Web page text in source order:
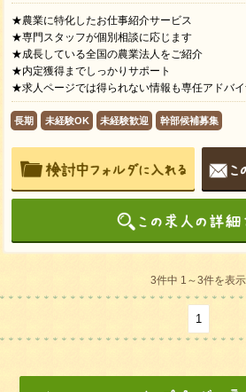
★農業に特化したお仕事紹介サービス
★専門スタッフが個別相談に応じます
★成長している全国の農業法人をご紹介
★内定獲得までしっかりサポート
★求人ページでは得られない情報も専任アドバ
長期 未経験OK 未経験歓迎 幹部候補募集
3件中 1～3件を表示
1